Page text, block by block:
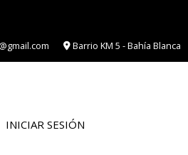
Barrio KM 5 - Bahía Blanca
INICIAR SESIÓN